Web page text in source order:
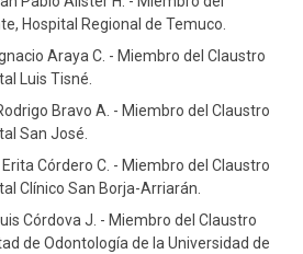
Hospital Regional de Temuco.
Araya C. - Miembro del Claustro
Luis Tisné.
Bravo A. - Miembro del Claustro
San José.
Córdero C. - Miembro del Claustro
Clínico San Borja-Arriarán.
Córdova J. - Miembro del Claustro
de Odontología de la Universidad de